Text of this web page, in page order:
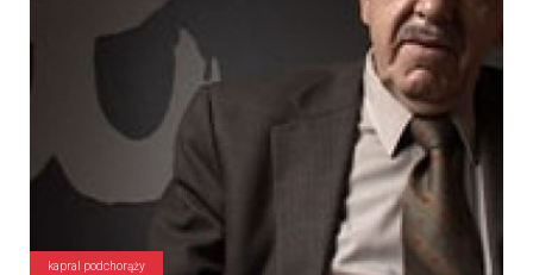
kapral podchorąży